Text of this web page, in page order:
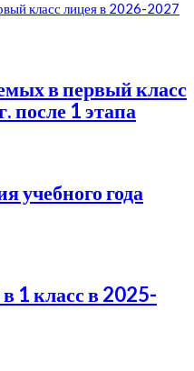
в первый класс
после 1 этапа
учебного года
1 класс в 2025-